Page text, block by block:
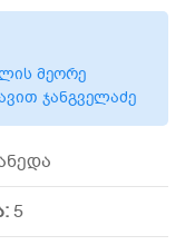
მეორე
ჯანგველაძე
5